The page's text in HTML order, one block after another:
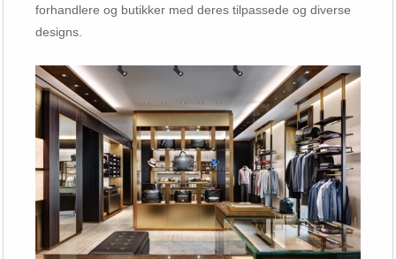
forhandlere og butikker med deres tilpassede og diverse
designs.